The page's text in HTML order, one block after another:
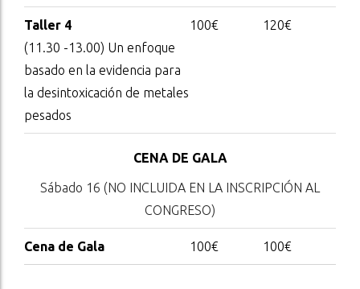
Taller 4
(11.30 -13.00) Un enfoque
basado en la evidencia para
la desintoxicación de metales
pesados
100€ 120€
CENA DE GALA
Sábado 16 (NO INCLUIDA EN LA INSCRIPCIÓN AL
CONGRESO)
Cena de Gala 100€ 100€